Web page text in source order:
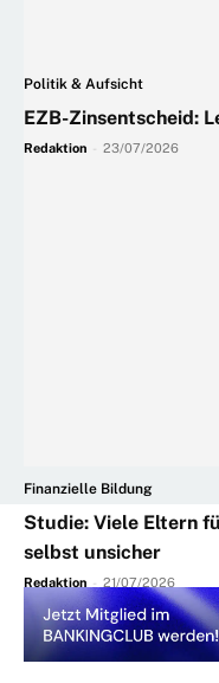
Politik & Aufsicht
EZB-Zinsentscheid:
Redaktion 23/07/2026
Finanzielle Bildung
Studie: Viele Eltern
selbst unsicher
Redaktion - 21/07/2026